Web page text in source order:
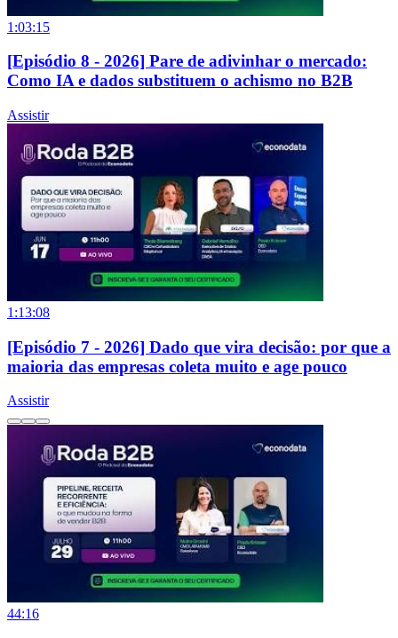
1:03:15
[Episódio 8 - 2026] Pare de adivinhar o mercado:
Como IA e dados substituem o achismo no B2B
Assistir
1:13:08
[Episódio 7 - 2026] Dado que vira decisão: por que a
maioria das empresas coleta muito e age pouco
Assistir
44:16